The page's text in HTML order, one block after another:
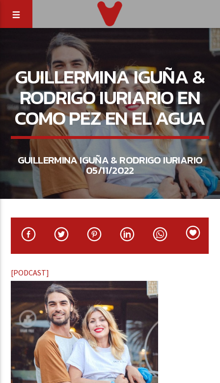
GUILLERMINA IGUÑA &
RODRIGO IURIARIO EN
COMO PEZ EN EL AGUA
GUILLERMINA IGUÑA & RODRIGO IURIARIO
05/11/2022
[PODCAST]